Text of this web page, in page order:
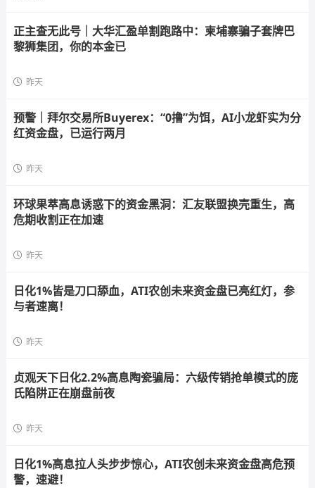
正主查无此号｜大华汇盈单割跑路中：柬埔寨骗子套牌巴
黎狮集团，你的本金已
昨天
预警｜拜尔交易所Buyerex：“0撸”为饵，AI小龙虾实为分
红资金盘，已运行两月
昨天
环球果萃高息诱惑下的资金黑洞：汇友联盟换壳重生，高
危期收割正在加速
昨天
日化1%皆是刀口舔血，ATI农创未来资金盘已亮红灯，参
与者速离！
昨天
贞观天下日化2.2%高息陶瓷骗局：六级传销抢单模式的庞
氏陷阱正在崩盘前夜
昨天
日化1%高息拉人头步步惊心，ATI农创未来资金盘高危预
警，速避！